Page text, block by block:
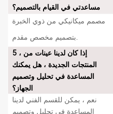
مساعدتي في القيام بالتصميم؟
مصمم ميكانيكي من ذوي الخبرة
5 ، إذا كان لدينا عينات من
المنتجات الجديدة ، هل يمكنك
المساعدة في تحليل وتصميم
الجهاز؟
نعم ، يمكن للقسم الفني لدينا
المساعدة في تحليل وتصميم